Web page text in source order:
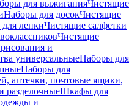
для выжиганияЧистящие
Наборы для досокЧистящие
лепкиЧистящие салфетки
Чистящие
и
универсальныеНаборы для
Наборы для
аптечки, почтовые ящики,
разделочныеШкафы для
и